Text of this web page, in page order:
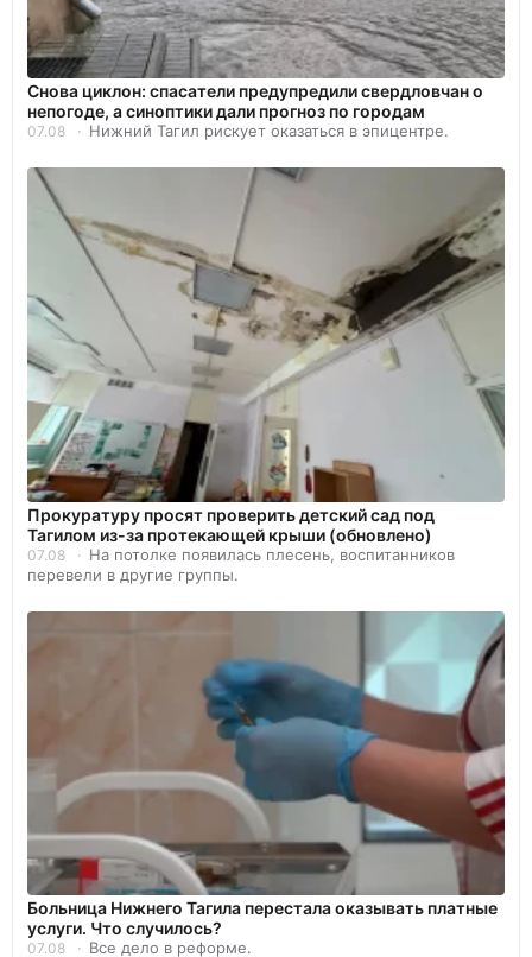
Снова циклон: спасатели предупредили свердловчан о
непогоде, а синоптики дали прогноз по городам
07.08 Нижний Тагил рискует оказаться в эпицентре.
Прокуратуру просят проверить детский сад под
Тагилом из-за протекающей крыши (обновлено)
07.08
На потолке появилась плесень, воспитанников
перевели в другие группы.
Больница Нижнего Тагила перестала оказывать платные
услуги. Что случилось?
07.08 Все дело в реформе.